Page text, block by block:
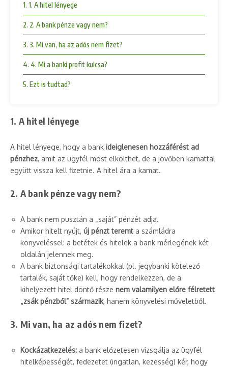
1. 1. A hitel lényege
2. 2. A bank pénze vagy nem?
3. 3. Mi van, ha az adós nem fizet?
4. 4. Mi a banki profit kulcsa?
5. Ezt is tudtad?
1. A hitel lényege
A hitel lényege, hogy a bank ideiglenesen hozzáférést ad
pénzhez, amit az ügyfél most elkölthet, de a jövőben kamattal
együtt vissza kell fizetnie. A hitel ára a kamat.
2. A bank pénze vagy nem?
A bank nem pusztán a „saját” pénzét adja.
Amikor hitelt nyújt, új pénzt teremt a számládra
könyveléssel: a betétek és hitelek a bank mérlegének két
oldalán jelennek meg.
A bank biztonsági tartalékokkal (pl. jegybanki kötelező
tartalék, saját tőke) kell, hogy rendelkezzen, de a
kihelyezett hitel döntő része nem valamilyen előre félretett
„zsák pénzből” származik, hanem könyvelési műveletből.
3. Mi van, ha az adós nem fizet?
Kockázatkezelés: a bank előzetesen vizsgálja az ügyfél
hitelképességét, fedezetet (ingatlan, kezesség) kér, hogy